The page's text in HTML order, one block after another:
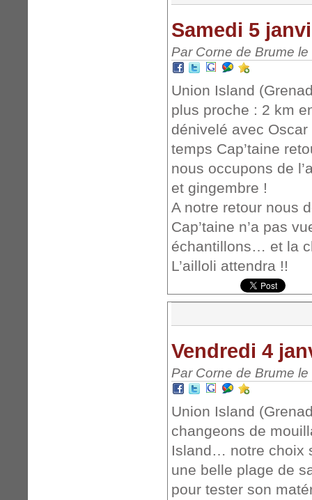
Samedi 5
Par Corne de Brume
Union Island
plus proche : 2 km
dénivelé avec
temps Cap’taine
nous occupons de
et gingembre !
A notre retour nous
Cap’taine n’a pas
échantillons… et la
L’ailloli attendra !!
Vendredi 4
Par Corne de Brume
Union Island
changeons de
Island… notre choix
une belle plage de
pour tester son